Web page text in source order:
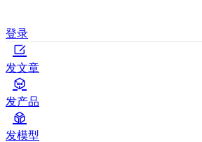
登录
发文章
发产品
发模型